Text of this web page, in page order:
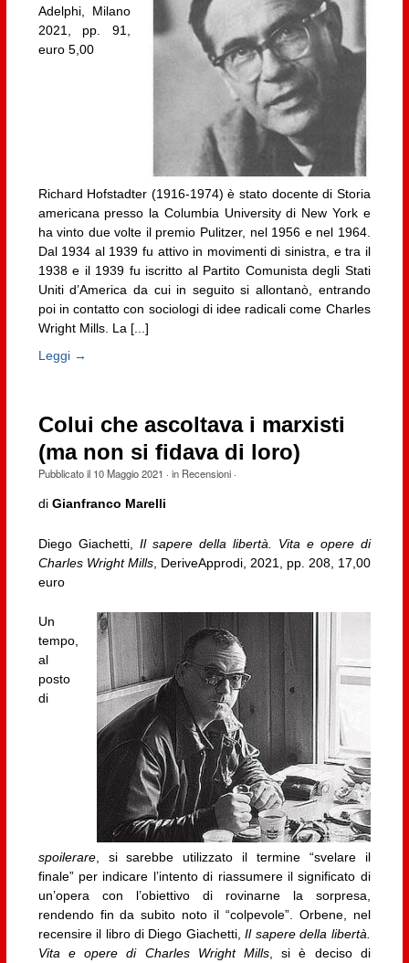
Adelphi, Milano
2021, pp. 91,
euro 5,00
Richard Hofstadter (1916-1974) è stato docente di Storia
americana presso la Columbia University di New York e
ha vinto due volte il premio Pulitzer, nel 1956 e nel 1964.
Dal 1934 al 1939 fu attivo in movimenti di sinistra, e tra il
1938 e il 1939 fu iscritto al Partito Comunista degli Stati
Uniti d’America da cui in seguito si allontanò, entrando
poi in contatto con sociologi di idee radicali come Charles
Wright Mills. La [...]
Leggi →
Colui che ascoltava i marxisti
(ma non si fidava di loro)
Pubblicato il 10 Maggio 2021 · in Recensioni·
di Gianfranco Marelli
Diego Giachetti, Il sapere della libertà. Vita e opere di
Charles Wright Mills, DeriveApprodi, 2021, pp. 208, 17,00
euro
Un
tempo,
al
posto
di
spoilerare, si sarebbe utilizzato il termine “svelare il
finale” per indicare l’intento di riassumere il significato di
un’opera con l’obiettivo di rovinarne la sorpresa,
rendendo fin da subito noto il “colpevole”. Orbene, nel
recensire il libro di Diego Giachetti,Il sapere della libertà.
Vita e opere di Charles Wright Mills, si è deciso di